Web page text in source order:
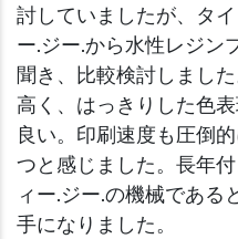
討していましたが、タ
ー.ジー.から水性レジン
聞き、比較検討しまし
高く、はっきりした色
良い。印刷速度も圧倒
つと感じました。長年
ィー.ジー.の機械である
手になりました。